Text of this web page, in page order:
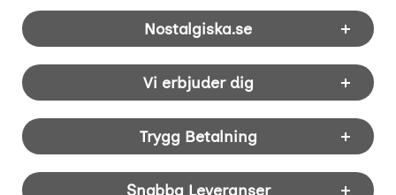
Sidfot Blandad info och länkar
Nostalgiska.se
Vi erbjuder dig
Trygg Betalning
Snabba Leveranser